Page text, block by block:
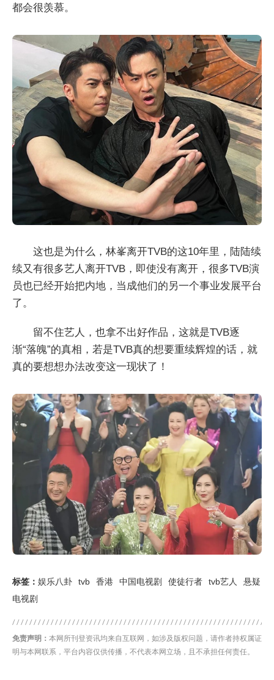
都会很羡慕。
这也是为什么，林峯离开TVB的这10年里，陆陆续
续又有很多艺人离开TVB，即使没有离开，很多TVB演
员也已经开始把内地，当成他们的另一个事业发展平台
了。
留不住艺人，也拿不出好作品，这就是TVB逐
渐“落魄”的真相，若是TVB真的想要重续辉煌的话，就
真的要想想办法改变这一现状了！
标签： 娱乐八卦 tvb 香港 中国电视剧 使徒行者 tvb艺人
悬疑
电视剧
免责声明： 本网所刊登资讯均来自互联网，如涉及版权问题，请作者持权属证
明与本网联系，平台内容仅供传播，不代表本网立场，且不承担任何责任。